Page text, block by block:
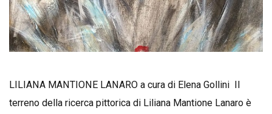
LILIANA MANTIONE LANARO a cura di Elena Gollini Il
terreno della ricerca pittorica di Liliana Mantione Lanaro è